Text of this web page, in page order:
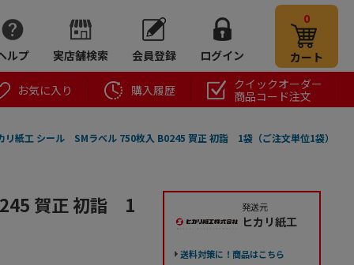
ルプ 実店舗検索 会員登録 ログイン
0
カート
お気に入り 購入履歴
クイックオーダー
商品コード注文
リ紙工 シール SMラベル 750枚入 B0245 賀正 初詣 1袋（ご注文単位1袋）
賀正 初詣 1 発送元
ヒカリ紙工
送料対策に！商品はこちら